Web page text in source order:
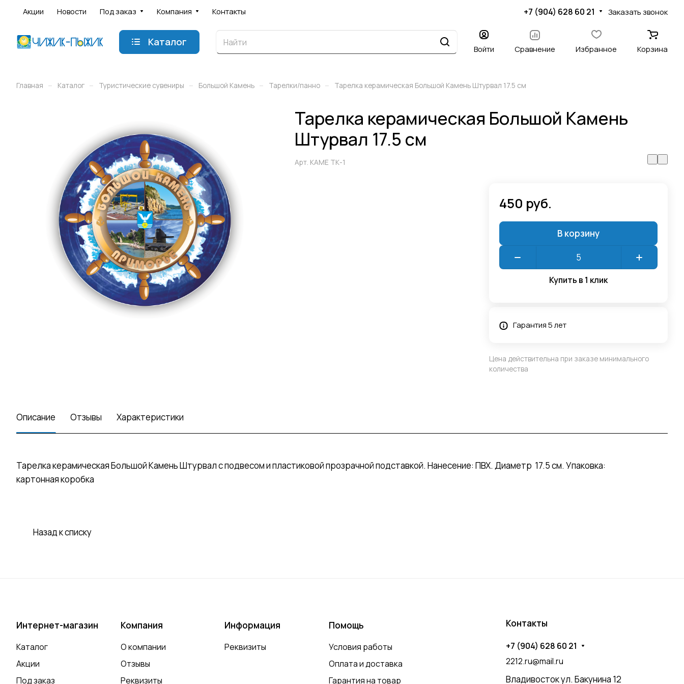
Акции Новости Под заказ Компания Контакты +7 (904) 628 60 21 Заказать звонок
Каталог
Войти Сравнение Избранное Корзина
Главная – Каталог – Туристические сувениры – Большой Камень – Тарелки/панно – Тарелка керамическая Большой Камень Штурвал 17.5 см
Тарелка керамическая Большой Камень
Штурвал 17.5 см
Арт. КАМЕ ТК-1
450 руб.
В корзину
Купить в 1 клик
Гарантия 5 лет
Цена действительна при заказе минимального
количества
Описание Отзывы Характеристики
Тарелка керамическая Большой Камень Штурвал с подвесом и пластиковой прозрачной подставкой. Нанесение: ПВХ. Диаметр 17.5 см. Упаковка:
картонная коробка
Назад к списку
Интернет-магазин
Каталог
Акции
Под заказ
Компания
О компании
Отзывы
Реквизиты
Информация
Реквизиты
Помощь
Условия работы
Оплата и доставка
Гарантия на товар
Контакты
+7 (904) 628 60 21
2212.ru@mail.ru
Владивосток ул. Бакунина 12